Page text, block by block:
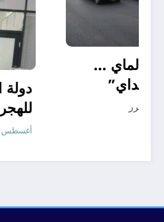
“منريد الخبز والماي …
بس سالم ابو عداي”
أغسطس 7, 2026